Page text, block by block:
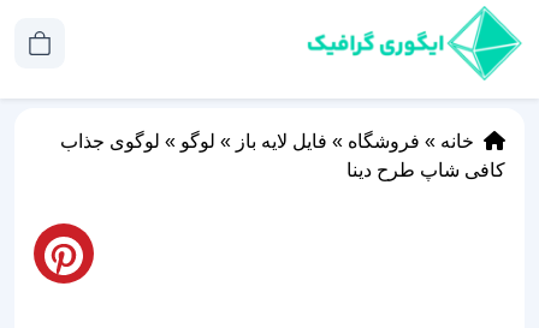
خانه » فروشگاه » فایل لایه باز » لوگو » لوگوی جذاب
کافی شاپ طرح دینا